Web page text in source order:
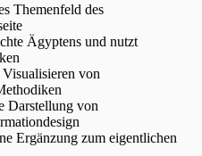
Themenfeld des
Ägyptens und nutzt
von
Darstellung von
Ergänzung zum eigentlichen